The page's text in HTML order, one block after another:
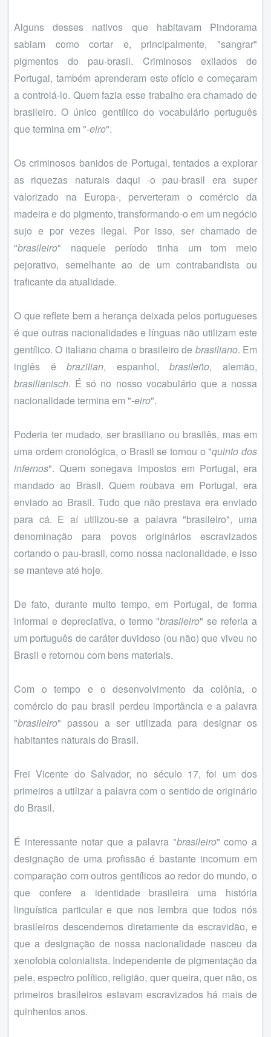
Alguns desses nativos que habitavam Pindorama
sabiam como cortar e, principalmente, "sangrar"
pigmentos do pau-brasil. Criminosos exilados de
Portugal, também aprenderam este ofício e começaram
a controlá-lo. Quem fazia esse trabalho era chamado de
brasileiro. O único gentílico do vocabulário português
que termina em "-eiro".
Os criminosos banidos de Portugal, tentados a explorar
as riquezas naturais daqui -o pau-brasil era super
valorizado na Europa-, perverteram o comércio da
madeira e do pigmento, transformando-o em um negócio
sujo e por vezes ilegal. Por isso, ser chamado de
"brasileiro" naquele período tinha um tom meio
pejorativo, semelhante ao de um contrabandista ou
traficante da atualidade.
O que reflete bem a herança deixada pelos portugueses
é que outras nacionalidades e línguas não utilizam este
gentílico. O italiano chama o brasileiro de brasiliano. Em
inglês ébrazilian, espanhol,brasileño, alemão,
brasilianisch. É só no nosso vocabulário que a nossa
nacionalidade termina em "-eiro".
Poderia ter mudado, ser brasiliano ou brasilês, mas em
uma ordem cronológica, o Brasil se tornou o "quinto dos
infernos". Quem sonegava impostos em Portugal, era
mandado ao Brasil. Quem roubava em Portugal, era
enviado ao Brasil. Tudo que não prestava era enviado
para cá. E aí utilizou-se a palavra "brasileiro", uma
denominação para povos originários escravizados
cortando o pau-brasil, como nossa nacionalidade, e isso
se manteve até hoje.
De fato, durante muito tempo, em Portugal, de forma
informal e depreciativa, o termo "brasileiro" se referia a
um português de caráter duvidoso (ou não) que viveu no
Brasil e retornou com bens materiais.
Com o tempo e o desenvolvimento da colônia, o
comércio do pau brasil perdeu importância e a palavra
"brasileiro" passou a ser utilizada para designar os
habitantes naturais do Brasil.
Frei Vicente do Salvador, no século 17, foi um dos
primeiros a utilizar a palavra com o sentido de originário
do Brasil.
É interessante notar que a palavra "brasileiro" como a
designação de uma profissão é bastante incomum em
comparação com outros gentílicos ao redor do mundo, o
que confere a identidade brasileira uma história
linguística particular e que nos lembra que todos nós
brasileiros descendemos diretamente da escravidão, e
que a designação de nossa nacionalidade nasceu da
xenofobia colonialista. Independente de pigmentação da
pele, espectro político, religião, quer queira, quer não, os
primeiros brasileiros estavam escravizados há mais de
quinhentos anos.